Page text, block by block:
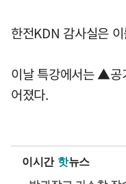
한전KDN 감사실은
이날 특강에서는 ▲공
어졌다.
이시간 핫뉴스